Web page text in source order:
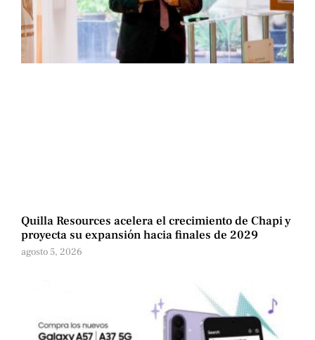
Quilla Resources acelera el crecimiento de Chapi y
proyecta su expansión hacia finales de 2029
agosto 5, 2026